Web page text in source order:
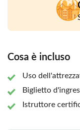
Cosa è incluso
Uso
Biglietto
Istruttore